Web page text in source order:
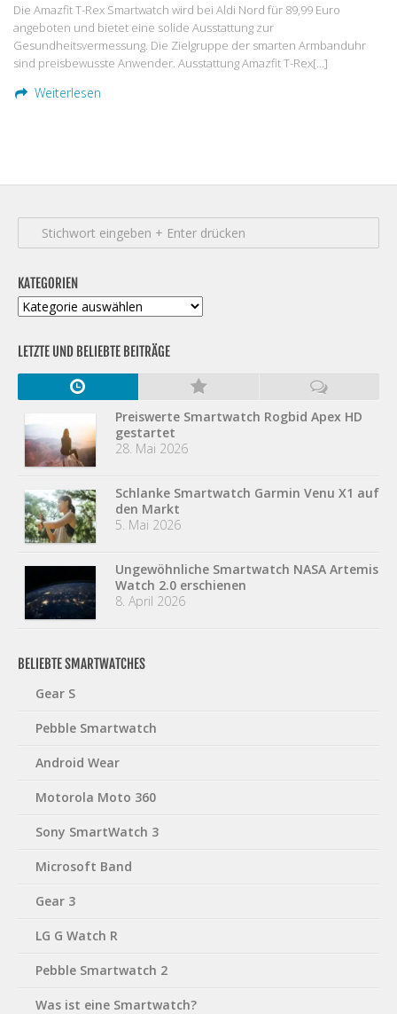
Die Amazfit T-Rex Smartwatch wird bei Aldi Nord für 89,99 Euro
angeboten und bietet eine solide Ausstattung zur
Gesundheitsvermessung. Die Zielgruppe der smarten Armbanduhr
sind preisbewusste Anwender. Ausstattung Amazfit T-Rex[…]
Weiterlesen
KATEGORIEN
Kategorien
LETZTE UND BELIEBTE BEITRÄGE
Preiswerte Smartwatch Rogbid Apex HD
gestartet
28. Mai 2026
Schlanke Smartwatch Garmin Venu X1 auf
den Markt
5. Mai 2026
Ungewöhnliche Smartwatch NASA Artemis
Watch 2.0 erschienen
8. April 2026
BELIEBTE SMARTWATCHES
Gear S
Pebble Smartwatch
Android Wear
Motorola Moto 360
Sony SmartWatch 3
Microsoft Band
Gear 3
LG G Watch R
Pebble Smartwatch 2
Was ist eine Smartwatch?